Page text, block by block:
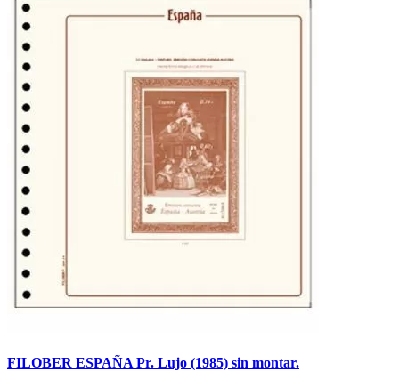
FILOBER ESPAÑA Pr. Lujo (1985) sin montar.